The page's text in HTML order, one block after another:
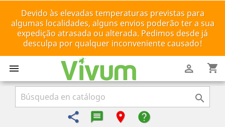
Devido às elevadas temperaturas previstas para
algumas localidades, alguns envios poderão ter a sua
expedição atrasada ou alterada. Pedimos desde já
desculpa por qualquer inconveniente causado!
 shopping_cart


share message-reply-text
room help